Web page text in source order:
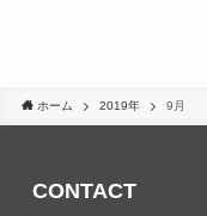
ホーム 2019年 9月
CONTACT